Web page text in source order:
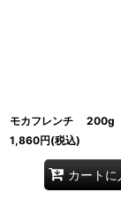
モカフレンチ 200g
1,860円(税込)
カートに